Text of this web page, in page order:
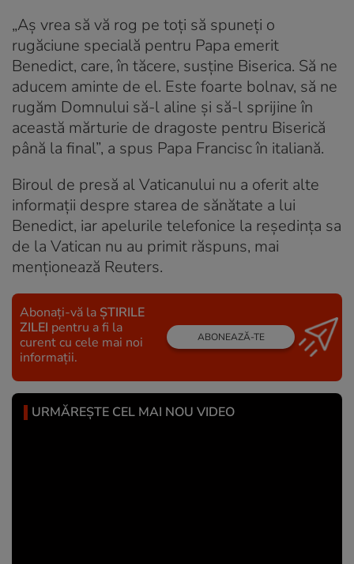
„Aş vrea să vă rog pe toţi să spuneţi o
rugăciune specială pentru Papa emerit
Benedict, care, în tăcere, susţine Biserica. Să ne
aducem aminte de el. Este foarte bolnav, să ne
rugăm Domnului să-l aline şi să-l sprijine în
această mărturie de dragoste pentru Biserică
până la final”, a spus Papa Francisc în italiană.
Biroul de presă al Vaticanului nu a oferit alte
informaţii despre starea de sănătate a lui
Benedict, iar apelurile telefonice la reşedinţa sa
de la Vatican nu au primit răspuns, mai
menţionează Reuters.
Abonați-vă la ȘTIRILE
ZILEI pentru a fi la
curent cu cele mai noi
informații.
ABONEAZĂ-TE
URMĂREȘTE CEL MAI NOU VIDEO